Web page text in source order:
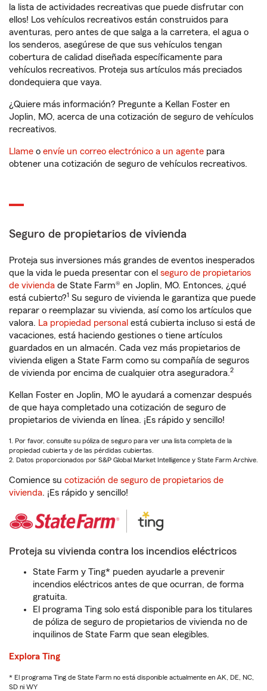
la lista de actividades recreativas que puede disfrutar con
ellos! Los vehículos recreativos están construidos para
aventuras, pero antes de que salga a la carretera, el agua o
los senderos, asegúrese de que sus vehículos tengan
cobertura de calidad diseñada específicamente para
vehículos recreativos. Proteja sus artículos más preciados
dondequiera que vaya.
¿Quiere más información? Pregunte a Kellan Foster en
Joplin, MO, acerca de una cotización de seguro de vehículos
recreativos.
Llame o envíe un correo electrónico a un agente para
obtener una cotización de seguro de vehículos recreativos.
Seguro de propietarios de vivienda
Proteja sus inversiones más grandes de eventos inesperados
que la vida le pueda presentar con el seguro de propietarios
de vivienda de State Farm® en Joplin, MO. Entonces, ¿qué
está cubierto?1 Su seguro de vivienda le garantiza que puede
reparar o reemplazar su vivienda, así como los artículos que
valora. La propiedad personal está cubierta incluso si está de
vacaciones, está haciendo gestiones o tiene artículos
guardados en un almacén. Cada vez más propietarios de
vivienda eligen a State Farm como su compañía de seguros
de vivienda por encima de cualquier otra aseguradora.2
Kellan Foster en Joplin, MO le ayudará a comenzar después
de que haya completado una cotización de seguro de
propietarios de vivienda en línea. ¡Es rápido y sencillo!
1. Por favor, consulte su póliza de seguro para ver una lista completa de la
propiedad cubierta y de las pérdidas cubiertas.
2. Datos proporcionados por S&P Global Market Intelligence y State Farm Archive.
Comience su cotización de seguro de propietarios de
vivienda. ¡Es rápido y sencillo!
Proteja su vivienda contra los incendios eléctricos
State Farm y Ting* pueden ayudarle a prevenir
incendios eléctricos antes de que ocurran, de forma
gratuita.
El programa Ting solo está disponible para los titulares
de póliza de seguro de propietarios de vivienda no de
inquilinos de State Farm que sean elegibles.
Explora Ting
* El programa Ting de State Farm no está disponible actualmente en AK, DE, NC,
SD ni WY